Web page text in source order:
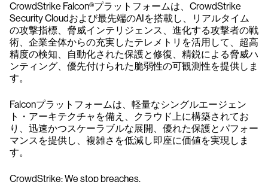
CrowdStrike Falcon®プラットフォームは、CrowdStrike
Security Cloudおよび最先端のAIを搭載し、リアルタイム
の攻撃指標、脅威インテリジェンス、進化する攻撃者の戦
術、企業全体からの充実したテレメトリを活用して、超高
精度の検知、自動化された保護と修復、精鋭による脅威ハ
ンティング、優先付けられた脆弱性の可観測性を提供しま
す。
Falconプラットフォームは、軽量なシングルエージェン
ト・アーキテクチャを備え、クラウド上に構築されてお
り、迅速かつスケーラブルな展開、優れた保護とパフォー
マンスを提供し、複雑さを低減し即座に価値を実現しま
す。
CrowdStrike: We stop breaches.